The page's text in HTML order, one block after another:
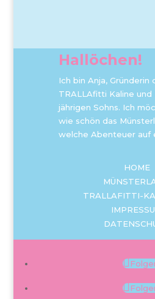
Hallöchen!
Ich bin Anja,
TRALLAfitti Kaline
jährigen Sohns. Ich
wie schön das
welche Abenteuer auf
HOME
TRALLAFITTI-